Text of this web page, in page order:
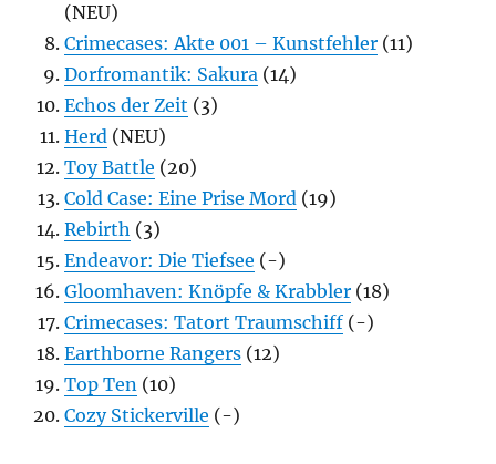
(NEU)
Crimecases: Akte 001 – Kunstfehler (11)
Dorfromantik: Sakura (14)
Echos der Zeit (3)
Herd (NEU)
Toy Battle (20)
Cold Case: Eine Prise Mord (19)
Rebirth (3)
Endeavor: Die Tiefsee (-)
Gloomhaven: Knöpfe & Krabbler (18)
Crimecases: Tatort Traumschiff (-)
Earthborne Rangers (12)
Top Ten (10)
Cozy Stickerville (-)